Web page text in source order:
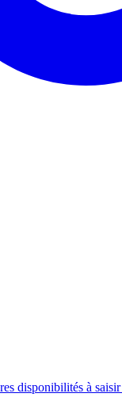
disponibilités à saisir